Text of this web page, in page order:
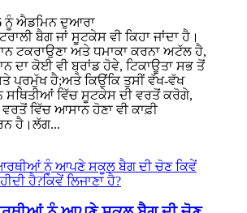
ਨੂੰ ਐਡਮਿਨ ਦੁਆਰਾ
ਬੈਗ ਜਾਂ ਸੂਟਕੇਸ ਵੀ ਕਿਹਾ ਜਾਂਦਾ ਹੈ।
ਟਕਰਾਉਣਾ ਅਤੇ ਧਮਾਕਾ ਕਰਨਾ ਅਟੱਲ ਹੈ,
ਦਾ ਕੋਈ ਵੀ ਬ੍ਰਾਂਡ ਹੋਵੇ, ਟਿਕਾਊਤਾ ਸਭ ਤੋਂ
ਪ੍ਰਮੁੱਖ ਹੈ;ਅਤੇ ਕਿਉਂਕਿ ਤੁਸੀਂ ਵੱਖ-ਵੱਖ
ਸਥਿਤੀਆਂ ਵਿੱਚ ਸੂਟਕੇਸ ਦੀ ਵਰਤੋਂ ਕਰੋਗੇ,
ਵਿੱਚ ਆਸਾਨ ਹੋਣਾ ਵੀ ਕਾਫ਼ੀ
ਹੈ।ਲੱਗ...